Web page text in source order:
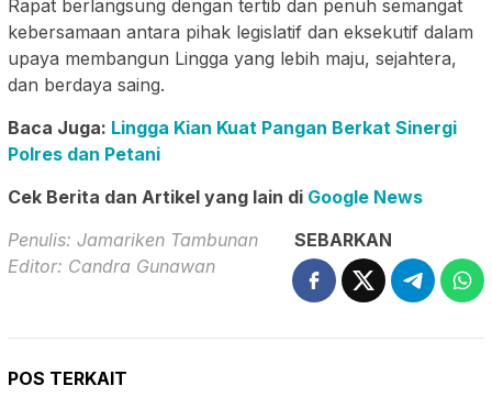
Rapat berlangsung dengan tertib dan penuh semangat
kebersamaan antara pihak legislatif dan eksekutif dalam
upaya membangun Lingga yang lebih maju, sejahtera,
dan berdaya saing.
Baca Juga: Lingga Kian Kuat Pangan Berkat Sinergi
Polres dan Petani
Cek Berita dan Artikel yang lain di Google News
Penulis: Jamariken Tambunan
Editor: Candra Gunawan
SEBARKAN
POS TERKAIT